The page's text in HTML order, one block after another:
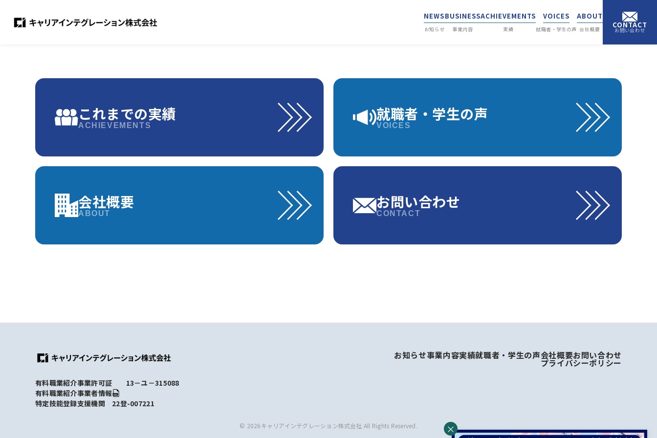
NEWS
お知らせ
BUSINESS
事業内容
ACHIEVEMENTS
実績
VOICES
就職者・学生の声
ABOUT
会社概要 CONTACT
お問い合わせ
×
これまでの実績
ACHIEVEMENTS
就職者・学生の声
VOICES
会社概要
ABOUT
お問い合わせ
CONTACT
有料職業紹介事業許可証 13－ユ－315088
有料職業紹介事業者情報
特定技能登録支援機関 22登-007221
お知らせ事業内容実績就職者・学生の声会社概要お問い合わせ
プライバシーポリシー
© 2026キャリアインテグレーション株式会社 All Rights Reserved.